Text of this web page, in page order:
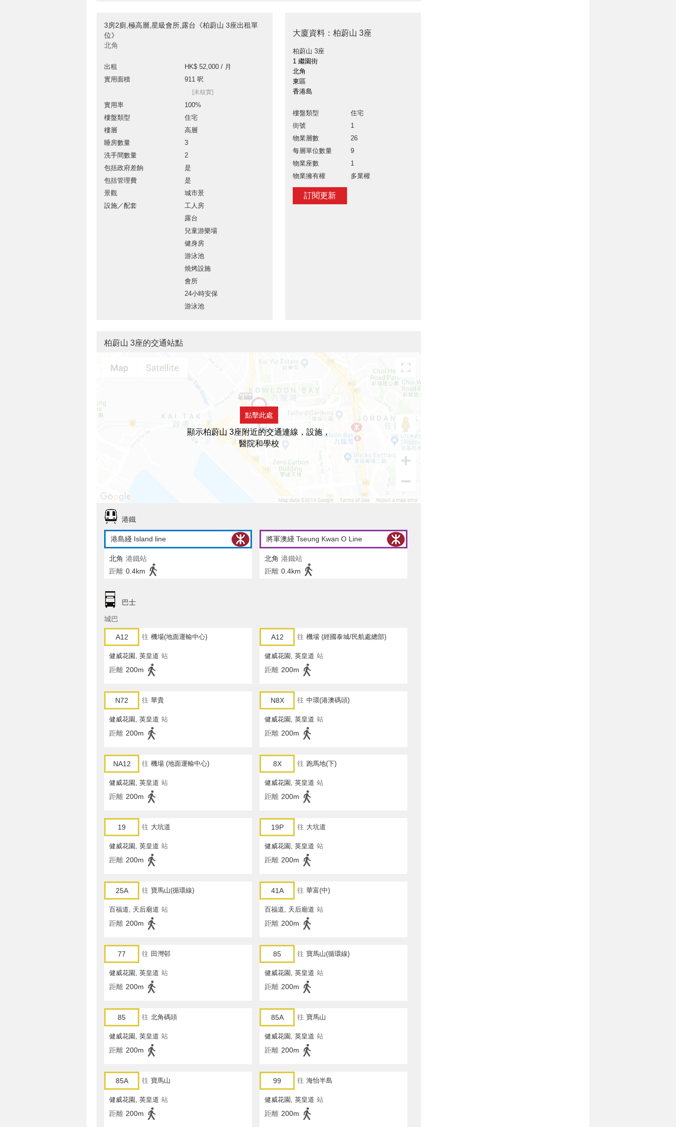
3房2廁,極高層,星級會所,露台《柏蔚山 3座出租單
位》
北角
出租
HK$ 52,000 / 月
實用面積
911 呎
[未核實]
實用率
100%
樓盤類型
住宅
樓層
高層
睡房數量
3
洗手間數量
2
包括政府差餉
是
包括管理費
是
景觀
城市景
設施／配套
工人房
露台
兒童游樂場
健身房
游泳池
燒烤設施
會所
24小時安保
游泳池
大廈資料：柏蔚山 3座
柏蔚山 3座
1 繼園街
北角
東區
香港島
樓盤類型
住宅
街號
1
物業層數
26
每層單位數量
9
物業座數
1
物業擁有權
多業權
訂閱更新
柏蔚山 3座的交通站點
點擊此處
顯示柏蔚山 3座附近的交通連線，設施，
醫院和學校
港鐵
港島綫 Island line
北角 港鐵站
距離 0.4km
將軍澳綫 Tseung Kwan O Line
北角 港鐵站
距離 0.4km
巴士
城巴
A12 往 機場(地面運輸中心)
健威花園, 英皇道 站
距離 200m
A12 往 機場 (經國泰城/民航處總部)
健威花園, 英皇道 站
距離 200m
N72 往 華貴
健威花園, 英皇道 站
距離 200m
N8X 往 中環(港澳碼頭)
健威花園, 英皇道 站
距離 200m
NA12 往 機場 (地面運輸中心)
健威花園, 英皇道 站
距離 200m
8X 往 跑馬地(下)
健威花園, 英皇道 站
距離 200m
19 往 大坑道
健威花園, 英皇道 站
距離 200m
19P 往 大坑道
健威花園, 英皇道 站
距離 200m
25A 往 寶馬山(循環線)
百福道, 天后廟道 站
距離 200m
41A 往 華富(中)
百福道, 天后廟道 站
距離 200m
77 往 田灣邨
健威花園, 英皇道 站
距離 200m
85 往 寶馬山(循環線)
健威花園, 英皇道 站
距離 200m
85 往 北角碼頭
健威花園, 英皇道 站
距離 200m
85A 往 寶馬山
健威花園, 英皇道 站
距離 200m
85A 往 寶馬山
健威花園, 英皇道 站
距離 200m
99 往 海怡半島
健威花園, 英皇道 站
距離 200m